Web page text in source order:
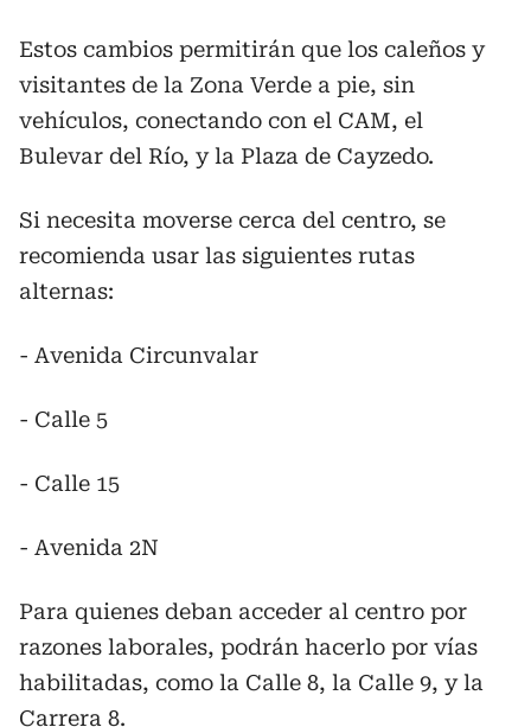
Estos cambios permitirán que los caleños y
visitantes de la Zona Verde a pie, sin
vehículos, conectando con el CAM, el
Bulevar del Río, y la Plaza de Cayzedo.
Si necesita moverse cerca del centro, se
recomienda usar las siguientes rutas
alternas:
- Avenida Circunvalar
- Calle 5
- Calle 15
- Avenida 2N
Para quienes deban acceder al centro por
razones laborales, podrán hacerlo por vías
habilitadas, como la Calle 8, la Calle 9, y la
Carrera 8.